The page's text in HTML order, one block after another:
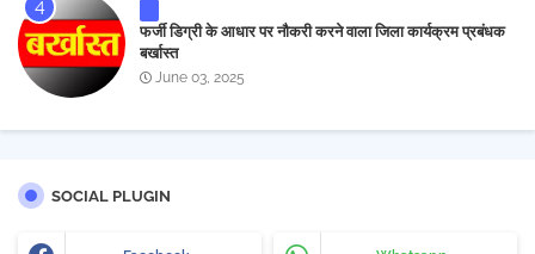
फर्जी डिग्री के आधार पर नौकरी करने वाला जिला कार्यक्रम प्रबंधक
बर्खास्त
June 03, 2025
SOCIAL PLUGIN